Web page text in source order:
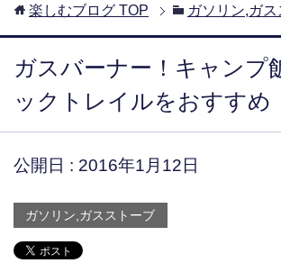
楽しむブログ TOP ガソリン,ガ
ガスバーナー！キャンプ
ックトレイルをおすすめ
公開日 : 2016年1月12日
ガソリン,ガスストーブ